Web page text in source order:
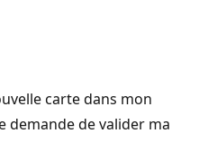
carte dans mon
demande de valider ma